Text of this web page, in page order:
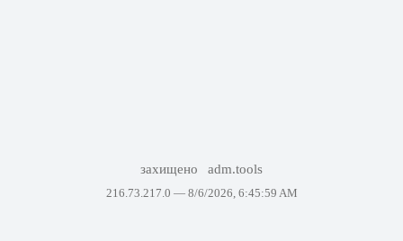
захищено adm.tools
216.73.217.0 — 8/6/2026, 6:45:59 AM